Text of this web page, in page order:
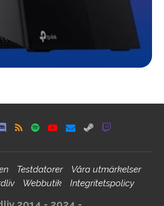
Testdatorer
Våra utmärkelser
Webbutik Integritetspolicy